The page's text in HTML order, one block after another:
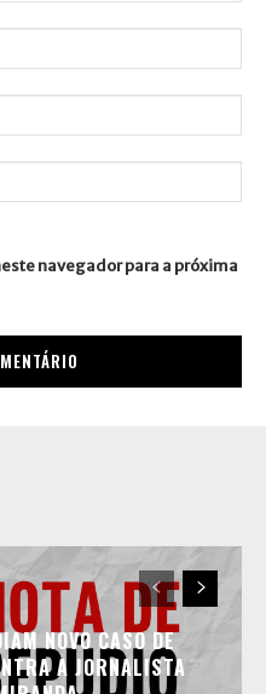
navegador para a próxima
NOVO CASO DE
A JORNALISTA